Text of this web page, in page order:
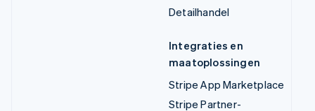
Detailhandel
Integraties en
maatoplossingen
Stripe App Marketplace
Stripe Partner-